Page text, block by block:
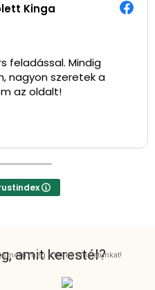
Kinga
feladással. Mindig
nagyon szeretek a
az oldalt!
amit kerestél?
meg a teljes kínálatunkat!